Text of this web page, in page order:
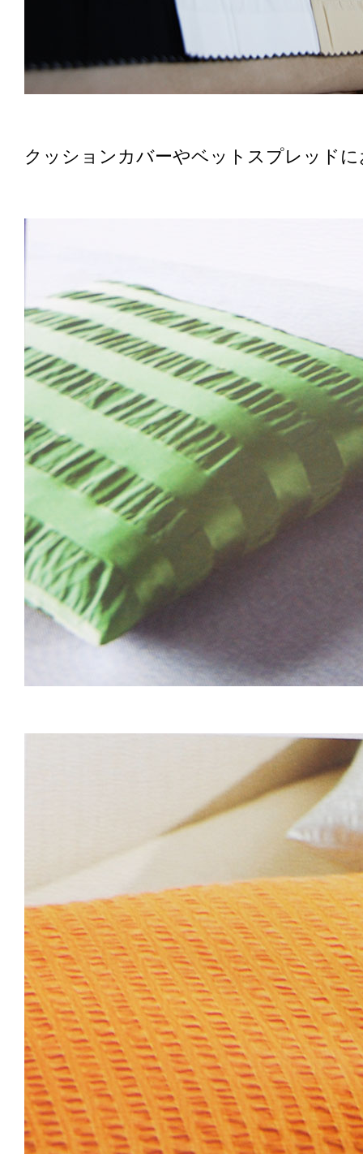
クッションカバーやベットスプレッド